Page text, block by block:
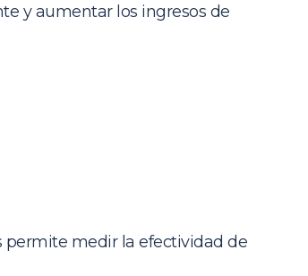
y aumentar los ingresos de
permite medir la efectividad de